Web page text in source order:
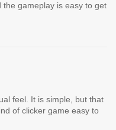
gameplay is easy to get
feel. It is simple, but that
of clicker game easy to